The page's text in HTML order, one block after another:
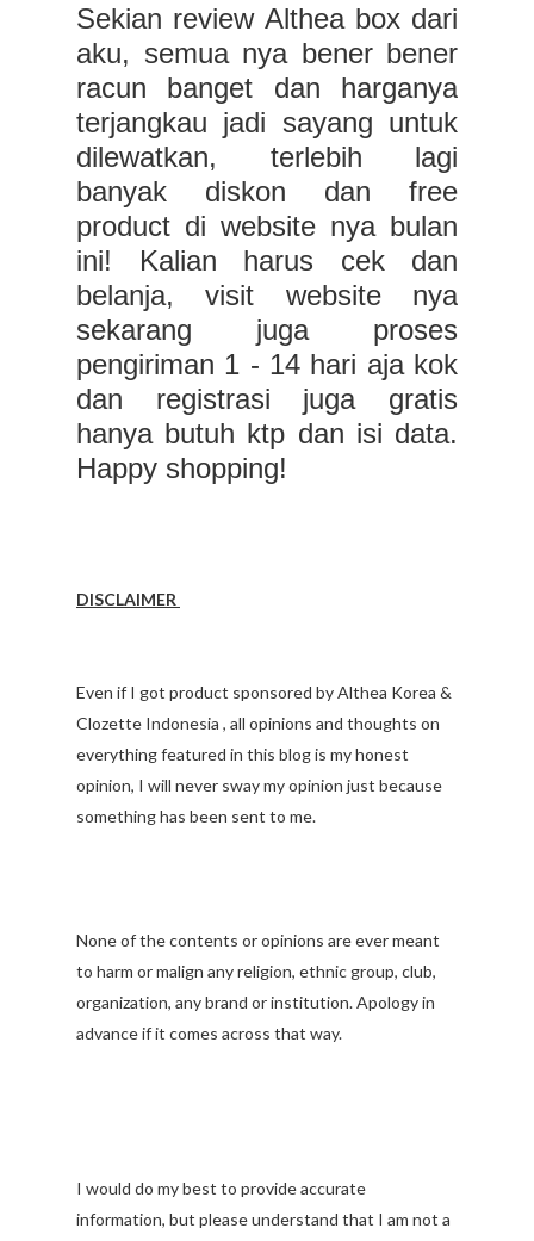
Sekian review Althea box dari
aku, semua nya bener bener
racun banget dan harganya
terjangkau jadi sayang untuk
dilewatkan, terlebih lagi
banyak diskon dan free
product di website nya bulan
ini! Kalian harus cek dan
belanja, visit website nya
sekarang juga proses
pengiriman 1 - 14 hari aja kok
dan registrasi juga gratis
hanya butuh ktp dan isi data.
Happy shopping!
DISCLAIMER
Even if I got product sponsored by Althea Korea &
Clozette Indonesia , all opinions and thoughts on
everything featured in this blog is my honest
opinion, I will never sway my opinion just because
something has been sent to me.
None of the contents or opinions are ever meant
to harm or malign any religion, ethnic group, club,
organization, any brand or institution. Apology in
advance if it comes across that way.
I would do my best to provide accurate
information, but please understand that I am not a